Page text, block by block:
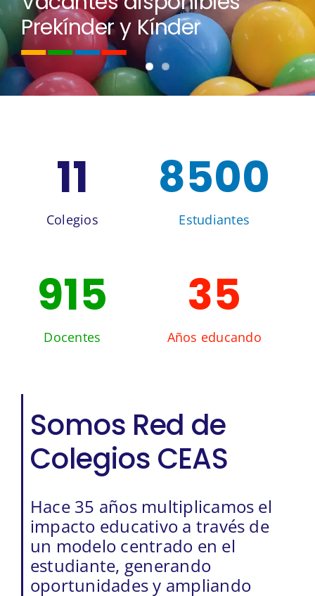
Prekínder y Kínder
11
Colegios
8500
Estudiantes
915
Docentes
35
Años educando
Somos Red de
Colegios CEAS
Hace 35 años multiplicamos el
impacto educativo a través de
un modelo centrado en el
estudiante, generando
oportunidades y ampliando